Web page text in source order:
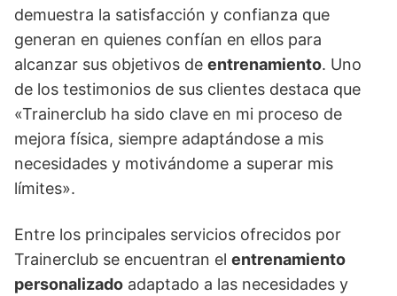
demuestra la satisfacción y confianza que
generan en quienes confían en ellos para
alcanzar sus objetivos de entrenamiento. Uno
de los testimonios de sus clientes destaca que
«Trainerclub ha sido clave en mi proceso de
mejora física, siempre adaptándose a mis
necesidades y motivándome a superar mis
límites».
Entre los principales servicios ofrecidos por
Trainerclub se encuentran el entrenamiento
personalizado adaptado a las necesidades y